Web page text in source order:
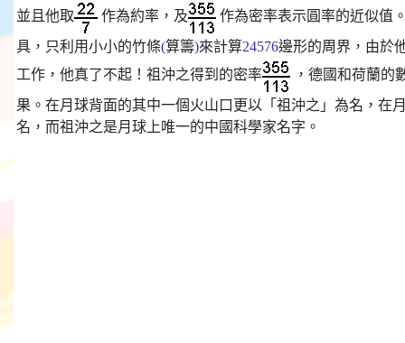
並且他取 作為約率，及
作為密率表示圓率的近似值
具，只利用小小的竹條(算籌)來計算24576邊形的周界，由於
工作，他真了不起！祖沖之得到的密率
，德國和荷蘭的
果。在月球背面的其中一個火山口更以「 祖沖之 」為名，在
名，而祖沖之是月球上唯一的中國科學家名字。